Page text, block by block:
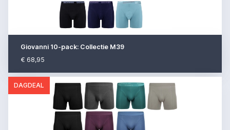
Giovanni 10-pack: Collectie M39
€ 68,95
DAGDEAL